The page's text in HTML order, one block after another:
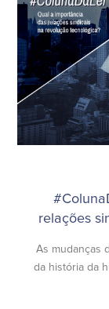
relações
As mudanças
da história da